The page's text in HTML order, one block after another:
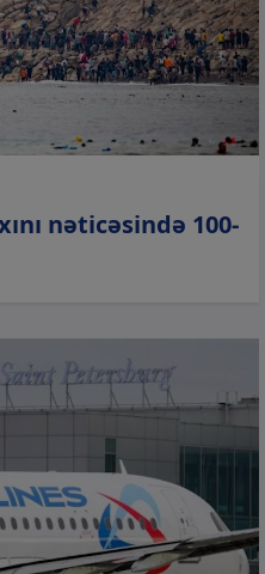
nəticəsində 100-